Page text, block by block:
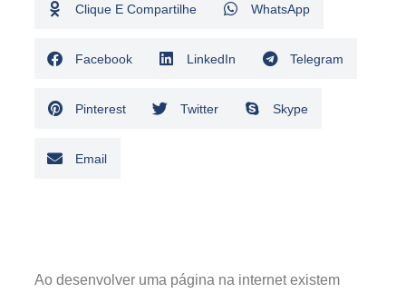
Clique E Compartilhe WhatsApp
Facebook LinkedIn Telegram
Pinterest Twitter Skype
Email
Ao desenvolver uma página na internet existem